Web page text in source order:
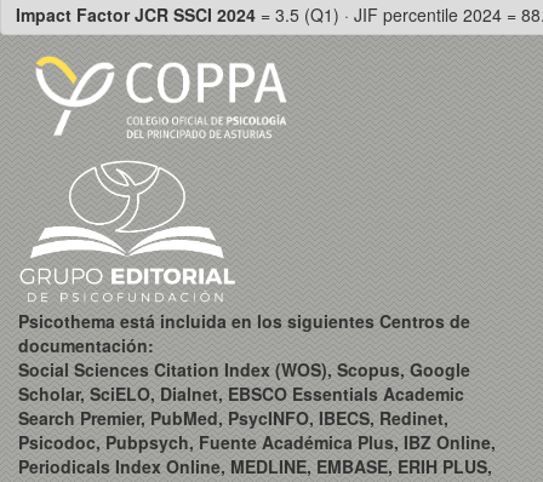
Impact Factor JCR SSCI 2024 = 3.5 (Q1) · JIF percentile 2024 =
Psicothema está incluida en los siguientes Centros de
documentación:
Social Sciences Citation Index (WOS), Scopus, Google
Scholar, SciELO, Dialnet, EBSCO Essentials Academic
Search Premier, PubMed, PsycINFO, IBECS, Redinet,
Psicodoc, Pubpsych, Fuente Académica Plus, IBZ Online,
Periodicals Index Online, MEDLINE, EMBASE, ERIH PLUS,